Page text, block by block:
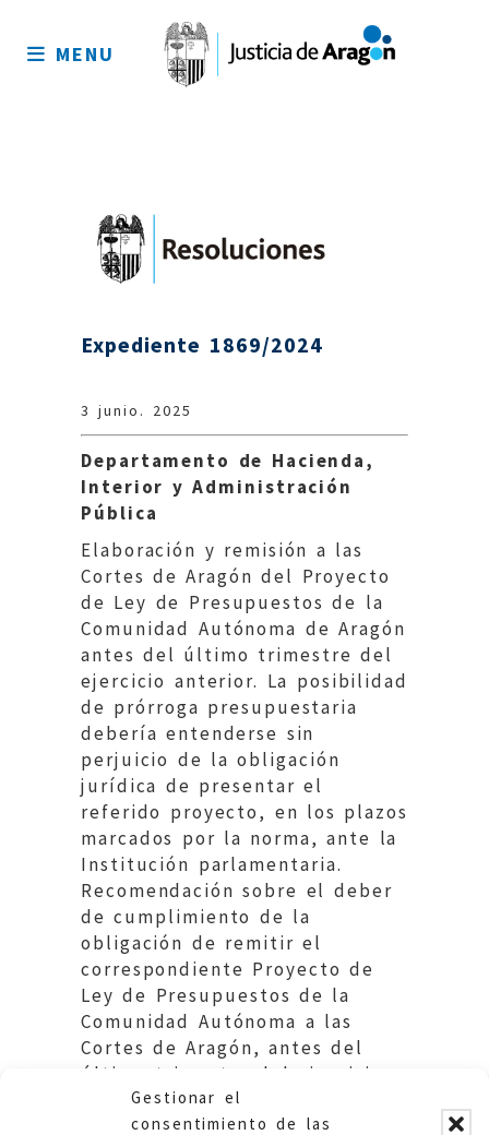
Gestionar el
consentimiento de las
sitio
MENU
Expediente 1869/2024
3 junio. 2025
Departamento de Hacienda,
Interior y Administración
Pública
Elaboración y remisión a las
Cortes de Aragón del Proyecto
de Ley de Presupuestos de la
Comunidad Autónoma de Aragón
antes del último trimestre del
ejercicio anterior. La posibilidad
de prórroga presupuestaria
debería entenderse sin
perjuicio de la obligación
jurídica de presentar el
referido proyecto, en los plazos
marcados por la norma, ante la
Institución parlamentaria.
Recomendación sobre el deber
de cumplimiento de la
obligación de remitir el
correspondiente Proyecto de
Ley de Presupuestos de la
Comunidad Autónoma a las
Cortes de Aragón, antes del
último trimestre del ejercicio
anterior.